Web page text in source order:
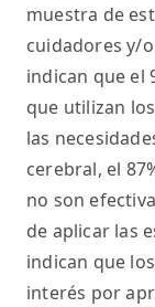
muestra de
cuidadores y/
indican que el
que utilizan
las
cerebral, el
no son
de aplicar las
indican que
interés por